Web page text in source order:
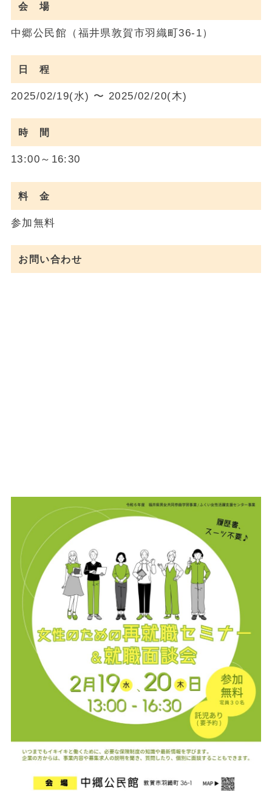
会 場
中郷公民館（福井県敦賀市羽織町36-1）
日 程
2025/02/19(水) 〜 2025/02/20(木)
時 間
13:00～16:30
料 金
参加無料
お問い合わせ